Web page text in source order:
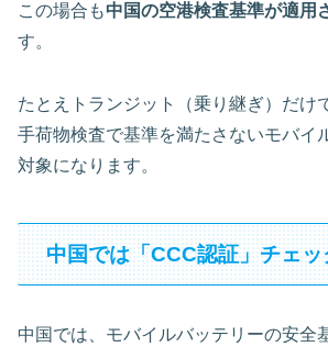
この場合も中国の空港検査基準が適用
す。
たとえトランジット（乗り継ぎ）だけ
手荷物検査で基準を満たさないモバイ
対象になります。
中国では「CCC認証」チェ
中国では、モバイルバッテリーの安全